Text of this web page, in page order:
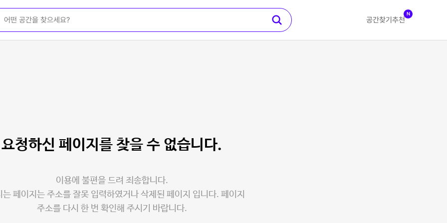
공간찾기 추천
N
요청하신 페이지를 찾을 수 없습니다.
이용에 불편을 드려 죄송합니다.
는 페이지는 주소를 잘못 입력하였거나 삭제된 페이지 입니다. 페이지
주소를 다시 한 번 확인해 주시기 바랍니다.